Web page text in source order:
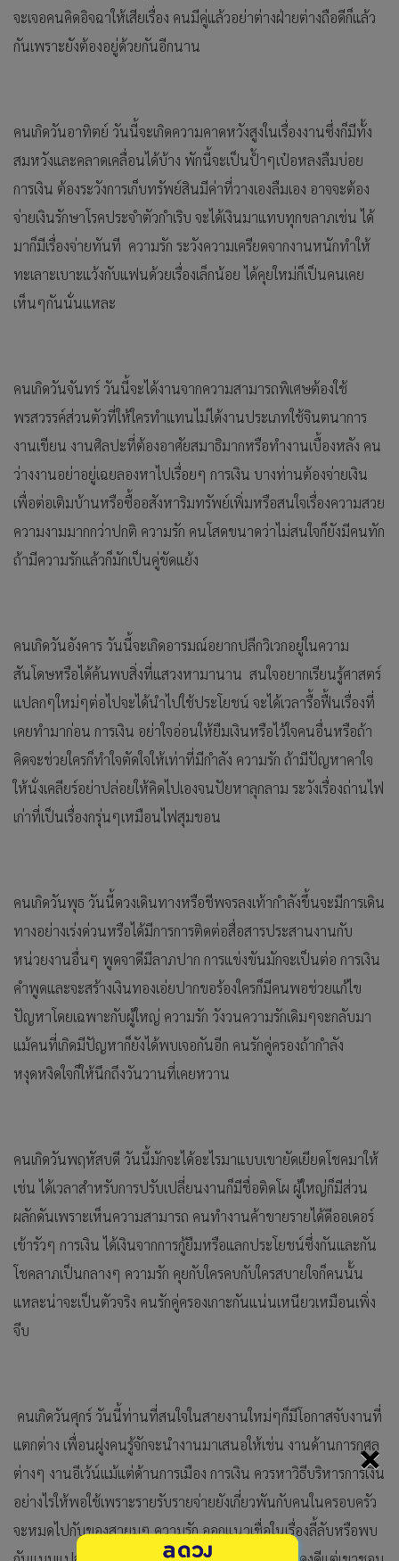
×
จะเจอคนคิดอิจฉาให้เสียเรื่อง คนมีคู่แล้วอย่าต่างฝ่ายต่างถือดีก็แล้ว
กันเพราะยังต้องอยู่ด้วยกันอีกนาน
คนเกิดวันอาทิตย์ วันนี้จะเกิดความคาดหวังสูงในเรื่องงานซึ่งก็มีทั้ง
สมหวังและคลาดเคลื่อนได้บ้าง พักนี้จะเป็นป้ำๆเป๋อหลงลืมบ่อย
การเงิน ต้องระวังการเก็บทรัพย์สินมีค่าที่วางเองลืมเอง อาจจะต้อง
จ่ายเงินรักษาโรคประจำตัวกำเริบ จะได้เงินมาแทบทุกขลาภเช่น ได้
มาก็มีเรื่องจ่ายทันที ความรัก ระวังความเครียดจากงานหนักทำให้
ทะเลาะเบาะแว้งกับแฟนด้วยเรื่องเล็กน้อย ได้คุยใหม่ก็เป็นคนเคย
เห็นๆกันนั่นแหละ
คนเกิดวันจันทร์ วันนี้จะได้งานจากความสามารถพิเศษต้องใช้
พรสวรรค์ส่วนตัวที่ให้ใครทำแทนไม่ได้งานประเภทใช้จินตนาการ
งานเขียน งานศิลปะที่ต้องอาศัยสมาธิมากหรือทำงานเบื้องหลัง คน
ว่างงานอย่าอยู่เฉยลองหาไปเรื่อยๆ การเงิน บางท่านต้องจ่ายเงิน
เพื่อต่อเติมบ้านหรือซื้ออสังหาริมทรัพย์เพิ่มหรือสนใจเรื่องความสวย
ความงามมากกว่าปกติ ความรัก คนโสดขนาดว่าไม่สนใจก็ยังมีคนทัก
ถ้ามีความรักแล้วก็มักเป็นคู่ขัดแย้ง
คนเกิดวันอังคาร วันนี้จะเกิดอารมณ์อยากปลีกวิเวกอยู่ในความ
สันโดษหรือได้ค้นพบสิ่งที่แสวงหามานาน สนใจอยากเรียนรู้ศาสตร์
แปลกๆใหม่ๆต่อไปจะได้นำไปใช้ประโยชน์ จะได้เวลารื้อฟื้นเรื่องที่
เคยทำมาก่อน การเงิน อย่าใจอ่อนให้ยืมเงินหรือไว้ใจคนอื่นหรือถ้า
คิดจะช่วยใครก็ทำใจตัดใจให้เท่าที่มีกำลัง ความรัก ถ้ามีปัญหาคาใจ
ให้นั่งเคลียร์อย่าปล่อยให้คิดไปเองจนปัยหาลุกลาม ระวังเรื่องถ่านไฟ
เก่าที่เป็นเรื่องกรุ่นๆเหมือนไฟสุมขอน
คนเกิดวันพุธ วันนี้ดวงเดินทางหรือชีพจรลงเท้ากำลังขึ้นจะมีการเดิน
ทางอย่างเร่งด่วนหรือได้มีการการติดต่อสื่อสารประสานงานกับ
หน่วยงานอื่นๆ พูดจาดีมีลาภปาก การแข่งขันมักจะเป็นต่อ การเงิน
คำพูดและจะสร้างเงินทองเอ่ยปากขอร้องใครก็มีคนพอช่วยแก้ไข
ปัญหาโดยเฉพาะกับผู้ใหญ่ ความรัก วังวนความรักเดิมๆจะกลับมา
แม้คนที่เกิดมีปัญหาก็ยังได้พบเจอกันอีก คนรักคู่ครองถ้ากำลัง
หงุดหงิดใจก็ให้นึกถึงวันวานที่เคยหวาน
คนเกิดวันพฤหัสบดี วันนี้มักจะได้อะไรมาแบบเขายัดเยียดโชคมาให้
เช่น ได้เวลาสำหรับการปรับเปลี่ยนงานก็มีชื่อติดโผ ผู้ใหญ่ก็มีส่วน
ผลักดันเพราะเห็นความสามารถ คนทำงานค้าขายรายได้ดีออเดอร์
เข้ารัวๆ การเงิน ได้เงินจากการกู้ยืมหรือแลกประโยชน์ซึ่งกันและกัน
โชคลาภเป็นกลางๆ ความรัก คุยกับใครคบกับใครสบายใจก็คนนั้น
แหละน่าจะเป็นตัวจริง คนรักคู่ครองเกาะกันแน่นเหนียวเหมือนเพิ่ง
จีบ
คนเกิดวันศุกร์ วันนี้ท่านที่สนใจในสายงานใหม่ๆก็มีโอกาสจับงานที่
แตกต่าง เพื่อนฝูงคนรู้จักจะนำงานมาเสนอให้เช่น งานด้านการกุศล
ต่างๆ งานอีเว้น์แม้แต่ด้านการเมือง การเงิน ควรหาวิธีบริหารการเงิน
อย่างไรให้พอใช้เพราะรายรับรายจ่ายยังเกี่ยวพันกับคนในครอบครัว
จะหมดไปกับของสายมูๆ ความรัก ออกแนวเชื่อในเรื่องลี้ลับหรือพบ